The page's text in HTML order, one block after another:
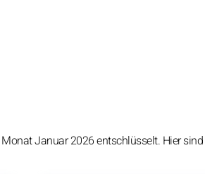
Januar 2026 entschlüsselt. Hier